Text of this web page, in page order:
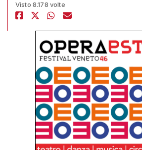
Visto 8.178 volte